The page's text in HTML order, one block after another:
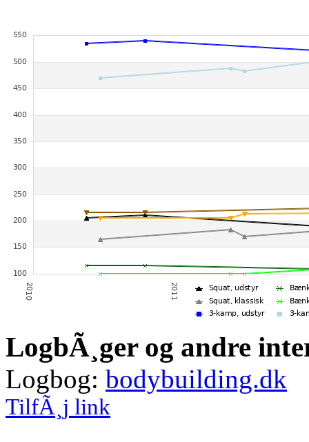
LogbÃ¸ger og andre
Logbog: bodybuilding.dk
TilfÃ¸j link